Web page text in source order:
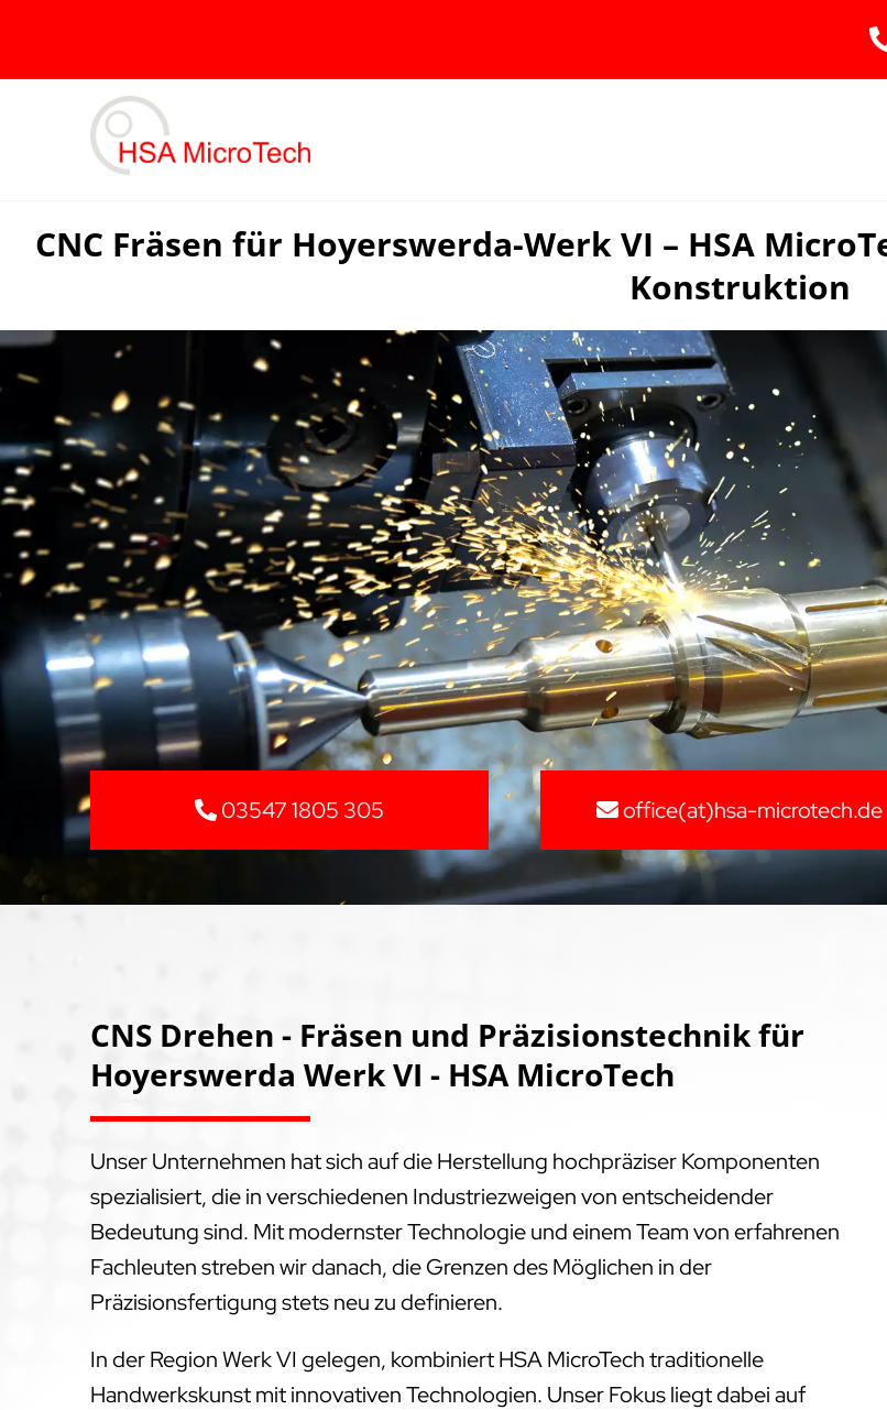
content
CNC Fräsen für Hoyerswerda-Werk VI – HSA
Konstruktion
03547 1805 305 office(at)hsa-microtech.de
CNS Drehen - Fräsen und Präzisionstechnik für
Hoyerswerda Werk VI - HSA MicroTech
Unser Unternehmen hat sich auf die Herstellung hochpräziser Komponenten
spezialisiert, die in verschiedenen Industriezweigen von entscheidender
Bedeutung sind. Mit modernster Technologie und einem Team von erfahrenen
Fachleuten streben wir danach, die Grenzen des Möglichen in der
Präzisionsfertigung stets neu zu definieren.
In der Region Werk VI gelegen, kombiniert HSA MicroTech traditionelle
Handwerkskunst mit innovativen Technologien. Unser Fokus liegt dabei auf